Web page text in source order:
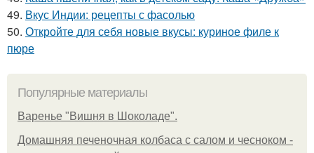
49. Вкус Индии: рецепты с фасолью
50. Откройте для себя новые вкусы: куриное филе к
пюре
Популярные материалы
Варенье "Вишня в Шоколаде".
Домашняя печеночная колбаса с салом и чесноком -